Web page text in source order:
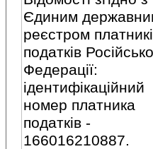
Єдиним
реєстром
податкiв
Федерацiї:
iдентифiкацiйний
номер платника
податкiв -
166016210887.